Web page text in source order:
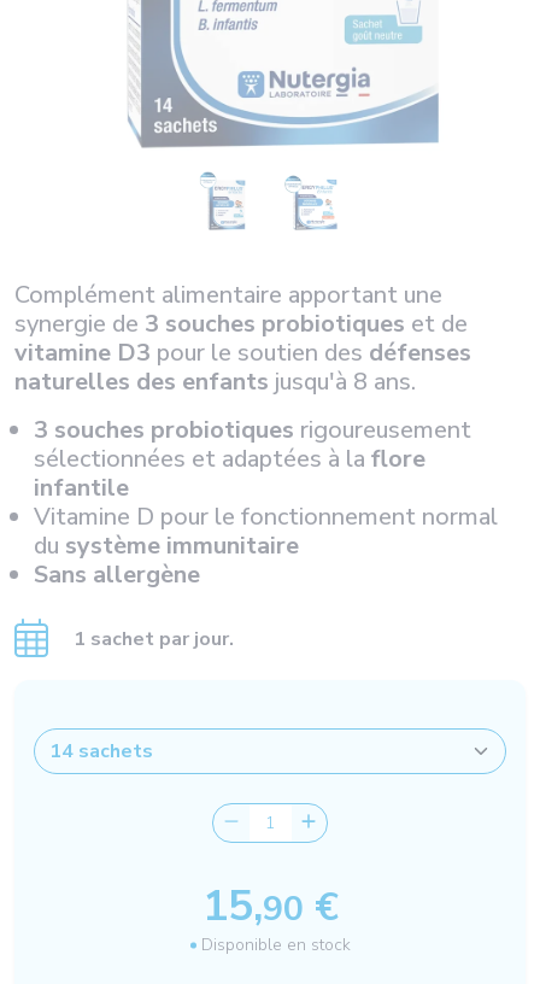
Complément alimentaire apportant une
synergie de 3 souches probiotiques et de
vitamine D3 pour le soutien des défenses
naturelles des enfants jusqu'à 8 ans.
3 souches probiotiques rigoureusement
sélectionnées et adaptées à la flore
infantile
Vitamine D pour le fonctionnement normal
du système immunitaire
Sans allergène
1 sachet par jour.
15,90 €
Disponible en stock